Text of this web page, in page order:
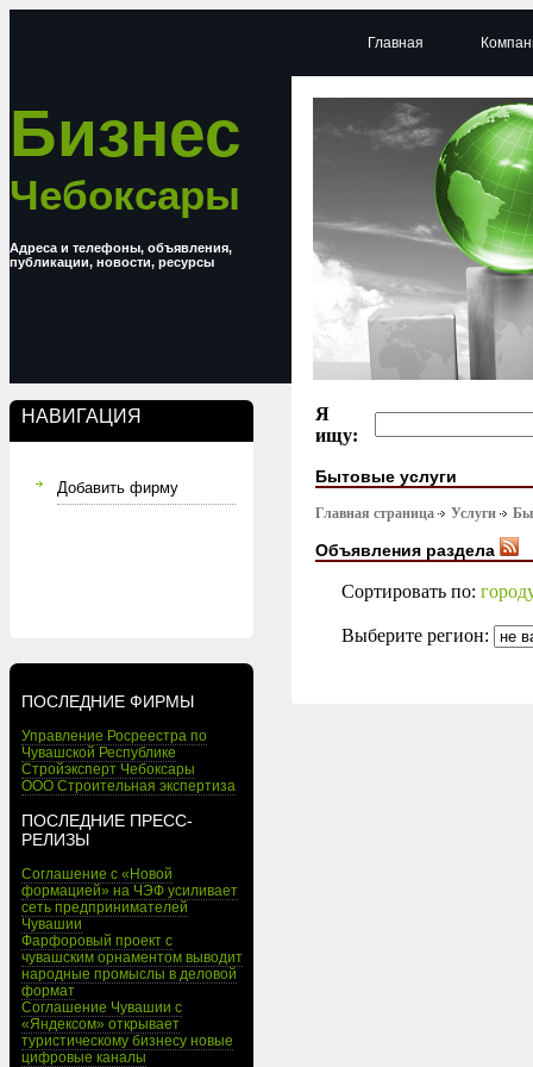
Бизнес
Чебоксары
Адреса и телефоны, объявления,
публикации, новости, ресурсы
НАВИГАЦИЯ
Добавить фирму
ПОСЛЕДНИЕ ФИРМЫ
Управление Росреестра по
Чувашской Республике
Стройэксперт Чебоксары
ООО Строительная экспертиза
ПОСЛЕДНИЕ ПРЕСС-
РЕЛИЗЫ
Соглашение с «Новой
формацией» на ЧЭФ усиливает
сеть предпринимателей
Чувашии
Фарфоровый проект с
чувашским орнаментом выводит
народные промыслы в деловой
формат
Соглашение Чувашии с
«Яндексом» открывает
туристическому бизнесу новые
цифровые каналы
Главная
Я
ищу:
Бытовые услуги
Главная страница Услуги
Объявления раздела
Сортировать по:
Выберите регион: